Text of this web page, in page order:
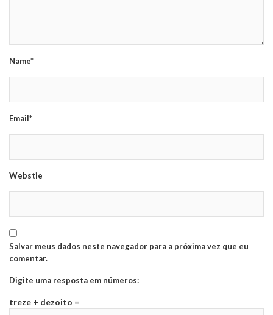
Name*
Email*
Webstie
Salvar meus dados neste navegador para a próxima vez que eu
comentar.
Digite uma resposta em números:
treze + dezoito =